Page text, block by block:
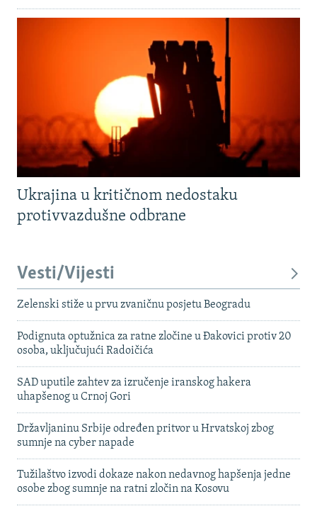
Ukrajina u kritičnom nedostaku
protivvazdušne odbrane
Vesti/Vijesti
Zelenski stiže u prvu zvaničnu posjetu Beogradu
Podignuta optužnica za ratne zločine u Đakovici protiv 20
osoba, uključujući Radoičića
SAD uputile zahtev za izručenje iranskog hakera
uhapšenog u Crnoj Gori
Državljaninu Srbije određen pritvor u Hrvatskoj zbog
sumnje na cyber napade
Tužilaštvo izvodi dokaze nakon nedavnog hapšenja jedne
osobe zbog sumnje na ratni zločin na Kosovu